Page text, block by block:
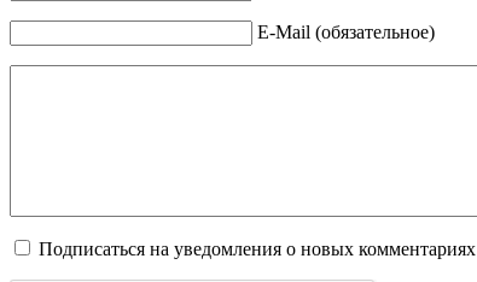
E-Mail (обязательное)
Подписаться на уведомления о новых комментариях